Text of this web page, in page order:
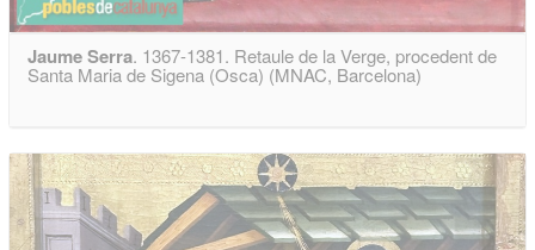
Jaume Serra. 1367-1381. Retaule de la Verge, procedent de
Santa Maria de Sigena (Osca) (MNAC, Barcelona)